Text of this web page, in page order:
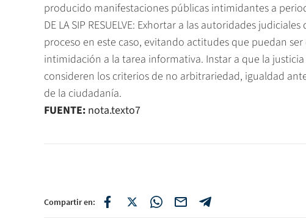
producido manifestaciones públicas intimidantes a
DE LA SIP RESUELVE: Exhortar a las autoridades
proceso en este caso, evitando actitudes que puedan
intimidación a la tarea informativa. Instar a que la
consideren los criterios de no arbitrariedad, igualdad
de la ciudadanía.
FUENTE: nota.texto7
Compartir en: